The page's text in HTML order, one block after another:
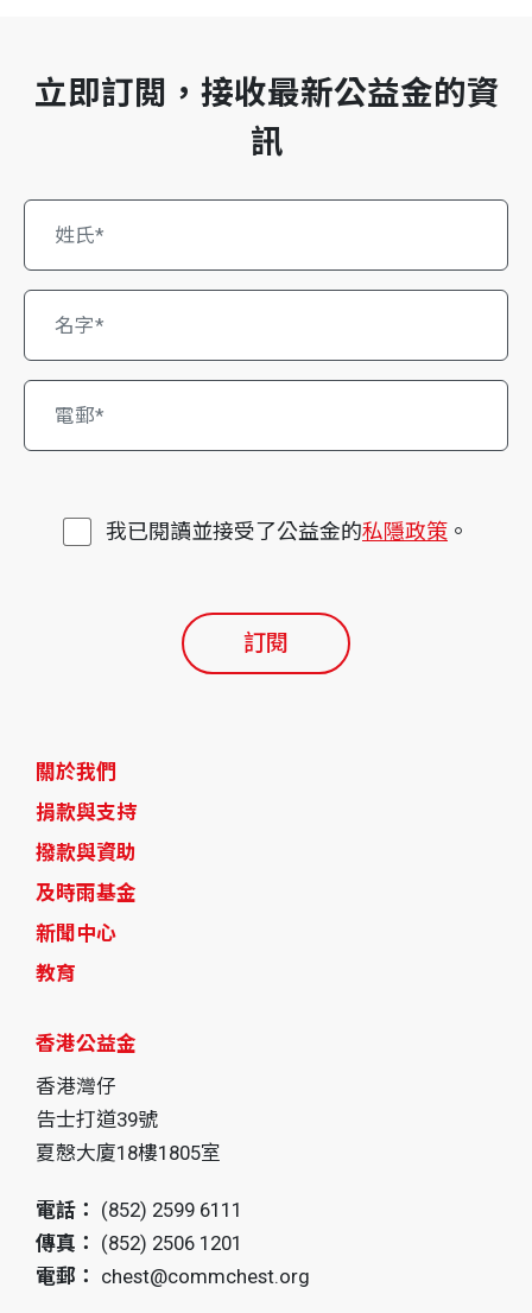
關於我們
捐款與支持
撥款與資助
及時雨基金
新聞中心
教育
香港公益金
香港灣仔
告士打道39號
夏慤大廈18樓1805室
電話： (852) 2599 6111
傳真： (852) 2506 1201
電郵： chest@commchest.org
立即訂閲，接收最新公益金的資
訊
我已閱讀並接受了公益金的私隱政策 。
訂閱